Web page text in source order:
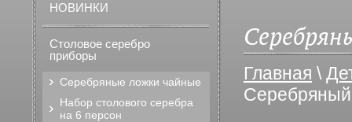
Главная \
НОВИНКИ
Столовое серебро
приборы
Серебряные ложки чайные
Набор столового серебра
на 6 персон